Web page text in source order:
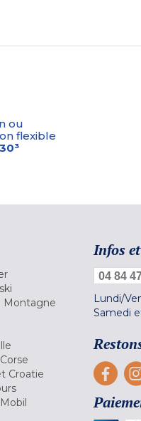
ou
flexible
Montagne
Croatie
Infos
04 84
Lundi/
Samedi